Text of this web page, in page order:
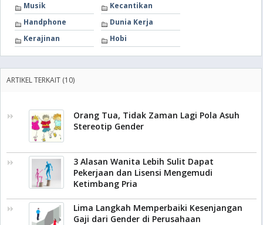
Musik
Kecantikan
Handphone
Dunia Kerja
Kerajinan
Hobi
ARTIKEL TERKAIT (10)
Orang Tua, Tidak Zaman Lagi Pola Asuh
Stereotip Gender
3 Alasan Wanita Lebih Sulit Dapat
Pekerjaan dan Lisensi Mengemudi
Ketimbang Pria
Lima Langkah Memperbaiki Kesenjangan
Gaji dari Gender di Perusahaan